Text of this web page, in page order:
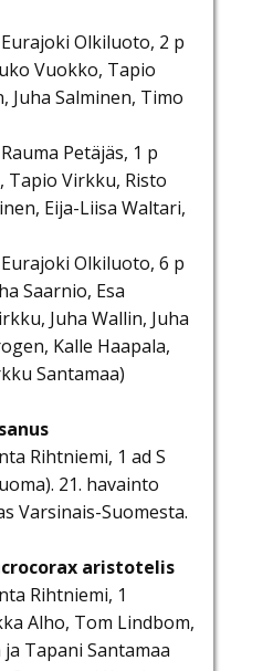
Eurajoki Olkiluoto, 2 p
Vuokko, Tapio
Juha Salminen, Timo
Petäjäs, 1 p
Tapio Virkku, Risto
Eija-Liisa Waltari,
Eurajoki Olkiluoto, 6 p
Saarnio, Esa
Juha Wallin, Juha
Kalle Haapala,
Santamaa)
Rihtniemi, 1 ad S
21. havainto
Varsinais-Suomesta.
aristotelis
Rihtniemi, 1
Alho, Tom Lindbom,
Tapani Santamaa